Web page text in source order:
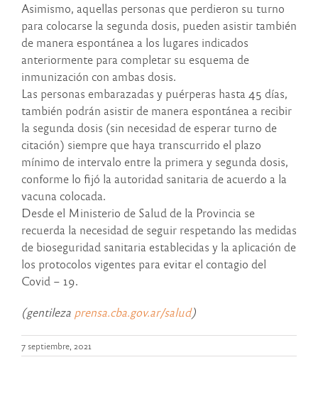
Asimismo, aquellas personas que perdieron su turno
para colocarse la segunda dosis, pueden asistir también
de manera espontánea a los lugares indicados
anteriormente para completar su esquema de
inmunización con ambas dosis.
Las personas embarazadas y puérperas hasta 45 días,
también podrán asistir de manera espontánea a recibir
la segunda dosis (sin necesidad de esperar turno de
citación) siempre que haya transcurrido el plazo
mínimo de intervalo entre la primera y segunda dosis,
conforme lo fijó la autoridad sanitaria de acuerdo a la
vacuna colocada.
Desde el Ministerio de Salud de la Provincia se
recuerda la necesidad de seguir respetando las medidas
de bioseguridad sanitaria establecidas y la aplicación de
los protocolos vigentes para evitar el contagio del
Covid – 19.
(gentileza prensa.cba.gov.ar/salud)
7 septiembre, 2021